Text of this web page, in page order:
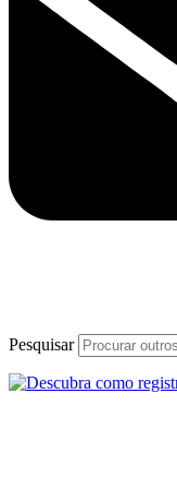
Pesquisar